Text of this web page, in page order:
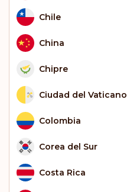
Chile
China
Chipre
Ciudad del Vaticano
Colombia
Corea del Sur
Costa Rica